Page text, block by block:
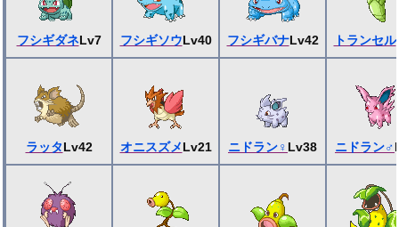
フシギダネLv7 フシギソウLv40 フシギバナLv42 トランセル
ラッタLv42 オニスズメLv21 ニドラン♀ Lv38 ニドラン♂